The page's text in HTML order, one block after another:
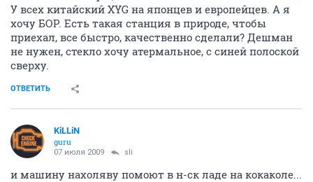
У всех китайский XYG на японцев и европейцев. А я
хочу БОР. Есть такая станция в природе, чтобы
приехал, все быстро, качественно сделали? Дешман
не нужен, стекло хочу атермальное, с синей полоской
сверху.
ОТВЕТИТЬ
KiLLiN
guru
07 июля 2009 sli
и машину нахоляву помоют в н-ск ладе на кокаколе...